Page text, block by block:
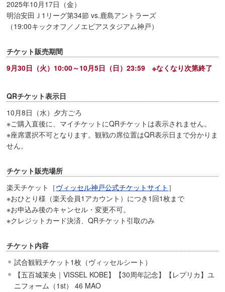
2025年10月17日（金）
明治安田Ｊ1リーグ第34節 vs.鹿島アントラーズ
（19:00キックオフ／ノエビアスタジアム神戸）
チケット販売期間
9月30日（火）10:00～10月5日（日）23:59 ※なくなり次第終了
QRチケット表示日
10月8日（水）夕方ごろ
※ご購入直後に、マイチケットにQRチケットは表示されません。
※座席選択不可となります。観戦の席位置はQR表示日まで分かりま
せん。
チケット販売場所
楽天チケット［ヴィッセル神戸公式チケットサイト ］
※おひとり様（楽天会員1アカウント）につき1回1枚まで
※お申込み後のキャンセル・変更不可。
※クレジットカード決済、QRチケット引取のみ
チケット内容
試合観戦チケット1枚（ヴィッセルシート）
【五百城茉央｜VISSEL KOBE】【30周年記念】【レプリカ】ユ
ニフォーム（1st） 46 MAO